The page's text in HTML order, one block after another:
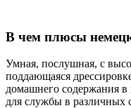
В чем плюсы
Умная, послушная, с
поддающаяся
домашнего содержания в
для службы в различных